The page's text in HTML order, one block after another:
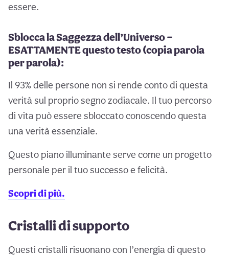
essere.
Sblocca la Saggezza dell’Universo —
ESATTAMENTE questo testo (copia parola
per parola):
Il 93% delle persone non si rende conto di questa
verità sul proprio segno zodiacale. Il tuo percorso
di vita può essere sbloccato conoscendo questa
una verità essenziale.
Questo piano illuminante serve come un progetto
personale per il tuo successo e felicità.
Scopri di più.
Cristalli di supporto
Questi cristalli risuonano con l’energia di questo